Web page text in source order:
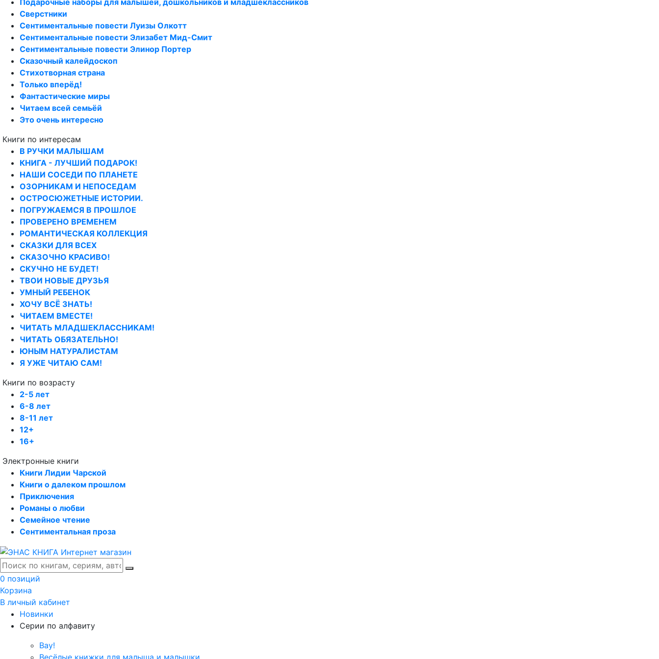
Подарочные наборы для малышей, дошкольников и младшеклассников
Сверстники
Сентиментальные повести Луизы Олкотт
Сентиментальные повести Элизабет Мид-Смит
Сентиментальные повести Элинор Портер
Сказочный калейдоскоп
Стихотворная страна
Только вперёд!
Фантастические миры
Читаем всей семьёй
Это очень интересно
Книги по интересам
В РУЧКИ МАЛЫШАМ
КНИГА - ЛУЧШИЙ ПОДАРОК!
НАШИ СОСЕДИ ПО ПЛАНЕТЕ
ОЗОРНИКАМ И НЕПОСЕДАМ
ОСТРОСЮЖЕТНЫЕ ИСТОРИИ.
ПОГРУЖАЕМСЯ В ПРОШЛОЕ
ПРОВЕРЕНО ВРЕМЕНЕМ
РОМАНТИЧЕСКАЯ КОЛЛЕКЦИЯ
СКАЗКИ ДЛЯ ВСЕХ
СКАЗОЧНО КРАСИВО!
СКУЧНО НЕ БУДЕТ!
ТВОИ НОВЫЕ ДРУЗЬЯ
УМНЫЙ РЕБЕНОК
ХОЧУ ВСЁ ЗНАТЬ!
ЧИТАЕМ ВМЕСТЕ!
ЧИТАТЬ МЛАДШЕКЛАССНИКАМ!
ЧИТАТЬ ОБЯЗАТЕЛЬНО!
ЮНЫМ НАТУРАЛИСТАМ
Я УЖЕ ЧИТАЮ САМ!
Книги по возрасту
2-5 лет
6-8 лет
8-11 лет
12+
16+
Электронные книги
Книги Лидии Чарской
Книги о далеком прошлом
Приключения
Романы о любви
Семейное чтение
Сентиментальная проза
0 позиций
Корзина
В личный кабинет
Новинки
Серии по алфавиту
Вау!
Весёлые книжки для малыша и малышки